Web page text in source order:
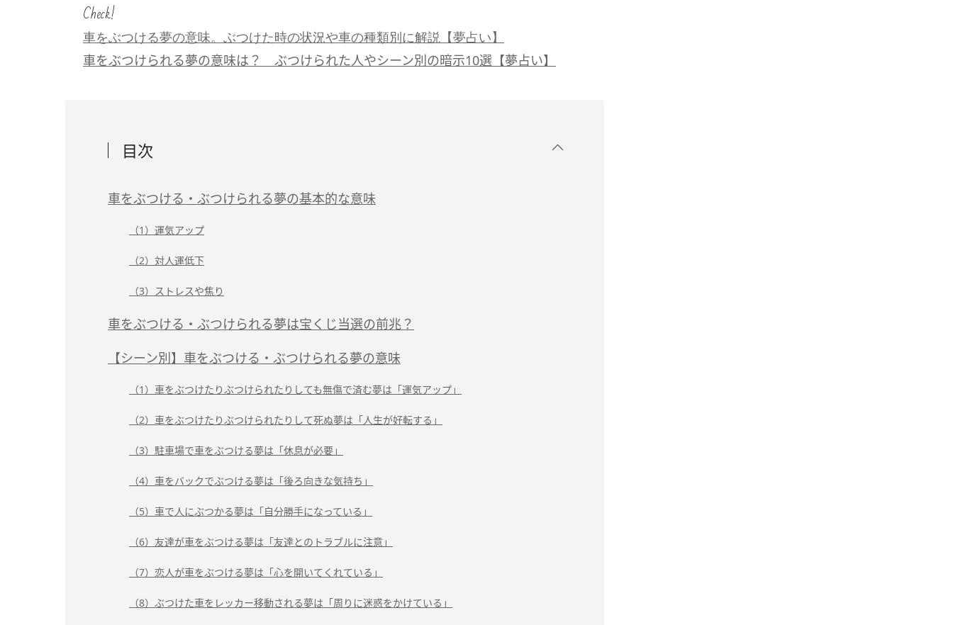
Check!
車をぶつける夢の意味。ぶつけた時の状況や車の種類別に解説【夢占い】
車をぶつけられる夢の意味は？ ぶつけられた人やシーン別の暗示10選【夢占い】
目次
車をぶつける・ぶつけられる夢の基本的な意味
（1）運気アップ
（2）対人運低下
（3）ストレスや焦り
車をぶつける・ぶつけられる夢は宝くじ当選の前兆？
【シーン別】車をぶつける・ぶつけられる夢の意味
（1）車をぶつけたりぶつけられたりしても無傷で済む夢は「運気アップ」
（2）車をぶつけたりぶつけられたりして死ぬ夢は「人生が好転する」
（3）駐車場で車をぶつける夢は「休息が必要」
（4）車をバックでぶつける夢は「後ろ向きな気持ち」
（5）車で人にぶつかる夢は「自分勝手になっている」
（6）友達が車をぶつける夢は「友達とのトラブルに注意」
（7）恋人が車をぶつける夢は「心を開いてくれている」
（8）ぶつけた車をレッカー移動される夢は「周りに迷惑をかけている」